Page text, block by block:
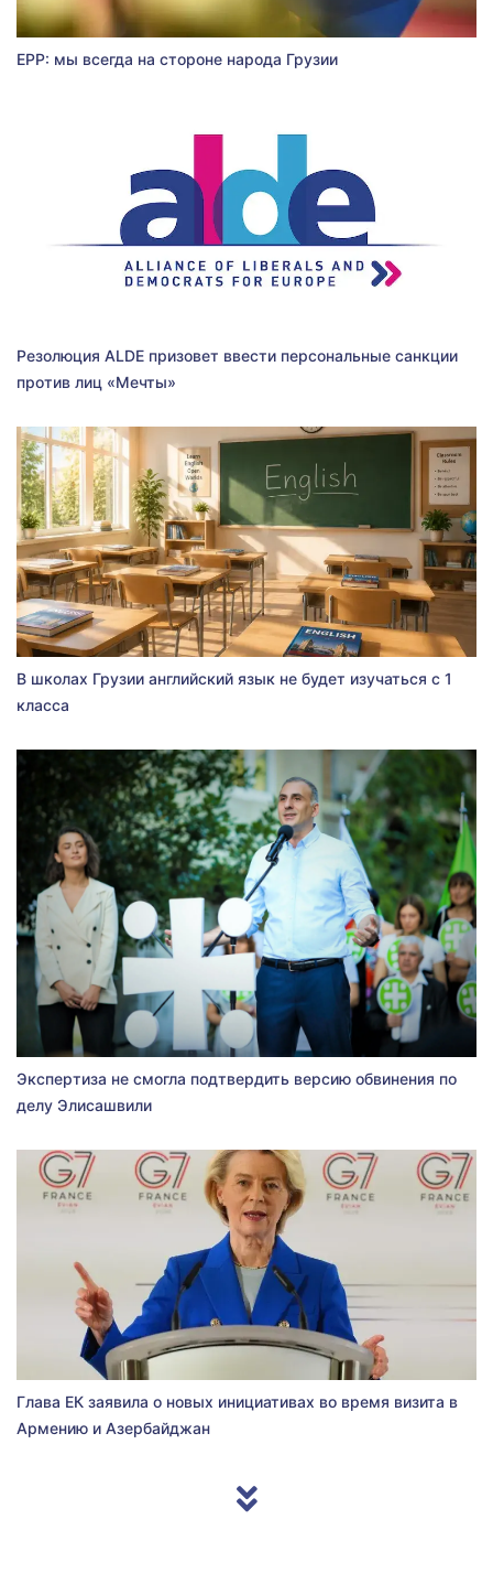
EPP: мы всегда на стороне народа Грузии
Резолюция ALDE призовет ввести персональные санкции
против лиц «Мечты»
В школах Грузии английский язык не будет изучаться с 1
класса
Экспертиза не смогла подтвердить версию обвинения по
делу Элисашвили
Глава ЕК заявила о новых инициативах во время визита в
Армению и Азербайджан